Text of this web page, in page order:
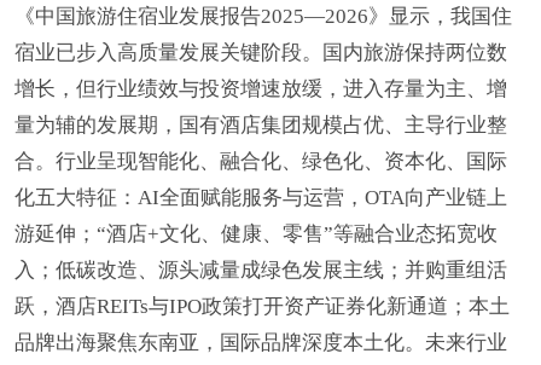
《中国旅游住宿业发展报告2025—2026》显示，我国住
宿业已步入高质量发展关键阶段。国内旅游保持两位数
增长，但行业绩效与投资增速放缓，进入存量为主、增
量为辅的发展期，国有酒店集团规模占优、主导行业整
合。行业呈现智能化、融合化、绿色化、资本化、国际
化五大特征：AI全面赋能服务与运营，OTA向产业链上
游延伸；“酒店+文化、健康、零售”等融合业态拓宽收
入；低碳改造、源头减量成绿色发展主线；并购重组活
跃，酒店REITs与IPO政策打开资产证券化新通道；本土
品牌出海聚焦东南亚，国际品牌深度本土化。未来行业